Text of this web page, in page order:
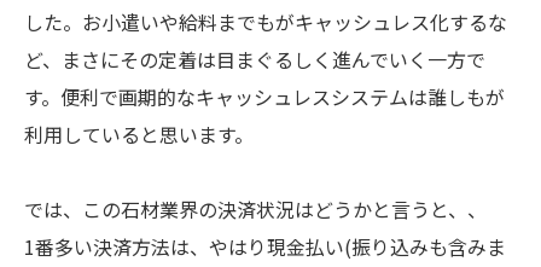
した。お小遣いや給料までもがキャッシュレス化するな
ど、まさにその定着は目まぐるしく進んでいく一方で
す。便利で画期的なキャッシュレスシステムは誰しもが
利用していると思います。
では、この石材業界の決済状況はどうかと言うと、、
1番多い決済方法は、やはり現金払い(振り込みも含みま